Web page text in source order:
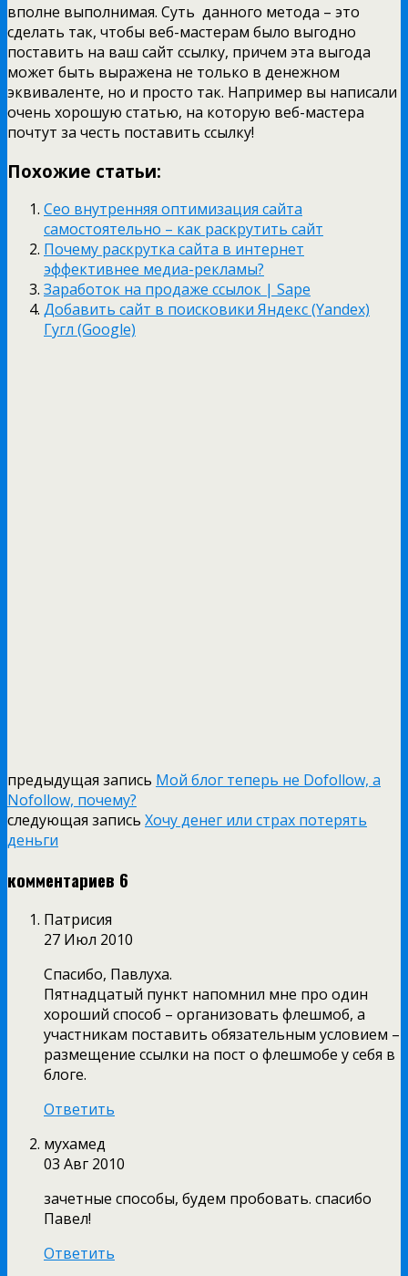
вполне выполнимая. Суть данного метода – это
сделать так, чтобы веб-мастерам было выгодно
поставить на ваш сайт ссылку, причем эта выгода
может быть выражена не только в денежном
эквиваленте, но и просто так. Например вы написали
очень хорошую статью, на которую веб-мастера
почтут за честь поставить ссылку!
Похожие статьи:
Сео внутренняя оптимизация сайта
самостоятельно – как раскрутить сайт
Почему раскрутка сайта в интернет
эффективнее медиа-рекламы?
Заработок на продаже ссылок | Sape
Добавить сайт в поисковики Яндекс (Yandex)
Гугл (Google)
предыдущая запись Мой блог теперь не Dofollow, а
Nofollow, почему?
следующая запись Хочу денег или страх потерять
деньги
комментариев 6
Патрисия
27 Июл 2010
Спасибо, Павлуха.
Пятнадцатый пункт напомнил мне про один
хороший способ – организовать флешмоб, а
участникам поставить обязательным условием –
размещение ссылки на пост о флешмобе у себя в
блоге.
Ответить
мухамед
03 Авг 2010
зачетные способы, будем пробовать. спасибо
Павел!
Ответить